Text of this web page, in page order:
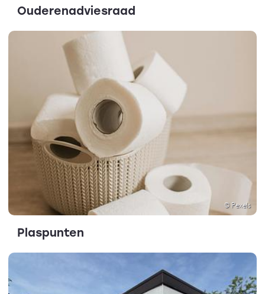
Ouderenadviesraad
© Pexels
Plaspunten